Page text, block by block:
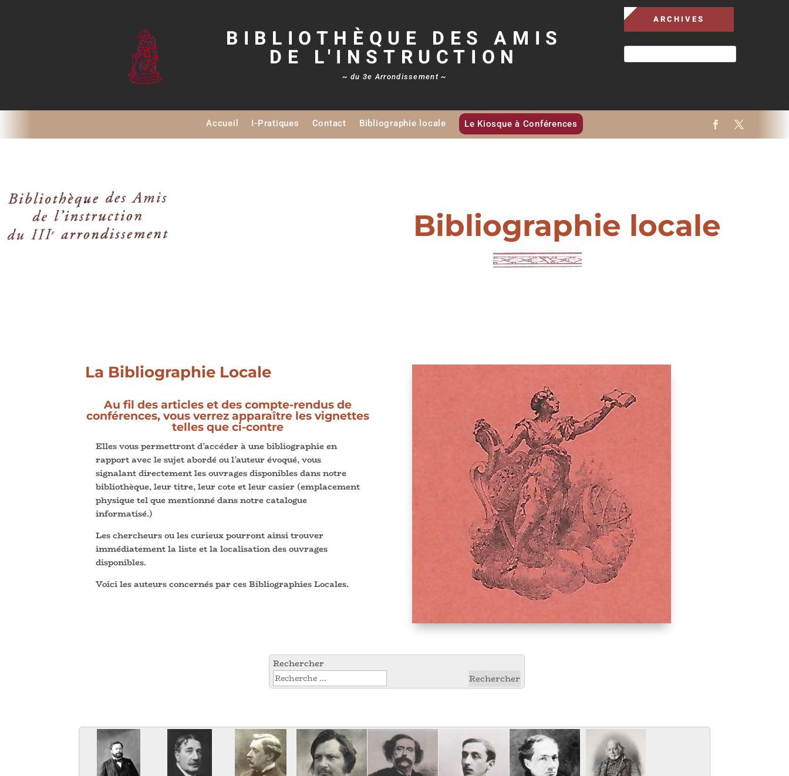
BIBLIOTHÈQUE DES AMIS
DE L'INSTRUCTION
~ du 3e Arrondissement ~
ARCHIVES
Accueil I-Pratiques Contact Bibliographie locale Le Kiosque à Conférences
Bibliographie locale
La Bibliographie Locale
Au fil des articles et des compte-rendus de
conférences, vous verrez apparaître les vignettes
telles que ci-contre
Elles vous permettront d’accéder à une bibliographie en
rapport avec le sujet abordé ou l’auteur évoqué, vous
signalant directement les ouvrages disponibles dans notre
bibliothèque, leur titre, leur cote et leur casier (emplacement
physique tel que mentionné dans notre catalogue
informatisé.)
Les chercheurs ou les curieux pourront ainsi trouver
immédiatement la liste et la localisation des ouvrages
disponibles.
Voici les auteurs concernés par ces Bibliographies Locales.
Rechercher